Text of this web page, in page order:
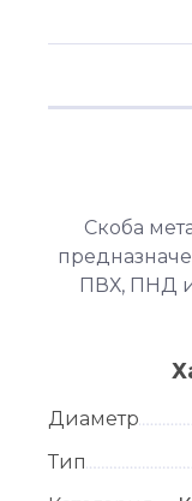
Скоба
ПВХ, ПНД
Диаметр
Тип